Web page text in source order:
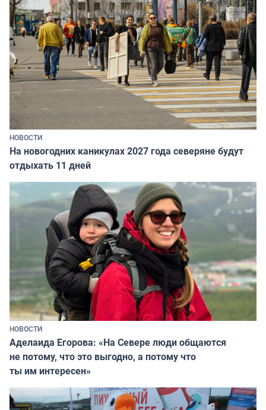
НОВОСТИ
На новогодних каникулах 2027 года северяне будут
отдыхать 11 дней
НОВОСТИ
Аделаида Егорова: «На Севере люди общаются
не потому, что это выгодно, а потому что
ты им интересен»